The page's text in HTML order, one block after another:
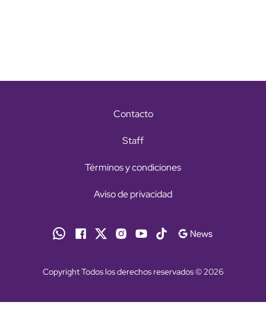
Contacto
Staff
Términos y condiciones
Aviso de privacidad
Copyright Todos los derechos reservados © 2026